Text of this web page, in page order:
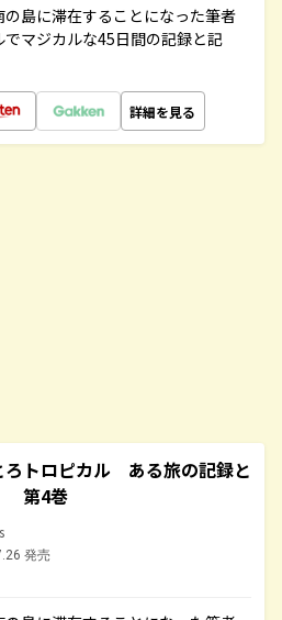
島に滞在することになった筆者
マジカルな45日間の記録と記
詳細を見る
ろトロピカル ある旅の記録と
第4巻
発売